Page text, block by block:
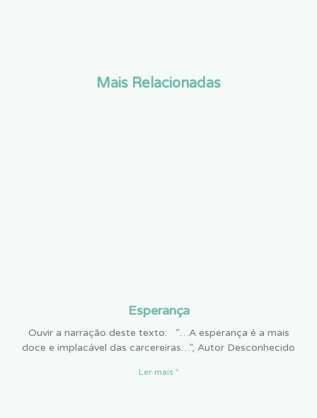
Mais Relacionadas
Esperança
Ouvir a narração deste texto: “…A esperança é a mais
doce e implacável das carcereiras…”, Autor Desconhecido
Ler mais "